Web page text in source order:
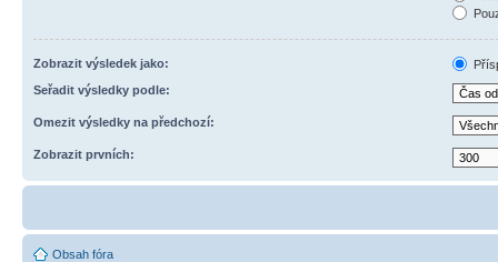
Zobrazit výsledek jako:
Seřadit výsledky podle:
Omezit výsledky na předchozí:
Zobrazit prvních:
Obsah fóra